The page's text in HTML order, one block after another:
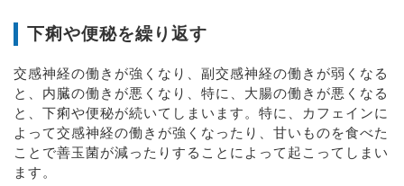
下痢や便秘を繰り返す
交感神経の働きが強くなり、副交感神経の働きが弱くなる
と、内臓の働きが悪くなり、特に、大腸の働きが悪くなる
と、下痢や便秘が続いてしまいます。特に、カフェインに
よって交感神経の働きが強くなったり、甘いものを食べた
ことで善玉菌が減ったりすることによって起こってしまい
ます。